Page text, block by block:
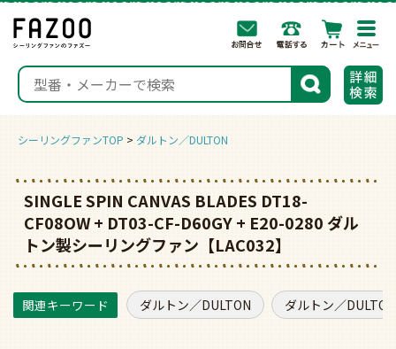
検索
シーリングファンTOP ダルトン／DULTON
SINGLE SPIN CANVAS BLADES DT18-
CF08OW + DT03-CF-D60GY + E20-0280 ダル
トン製シーリングファン【LAC032】
ダルトン／DULTON ダルトン／